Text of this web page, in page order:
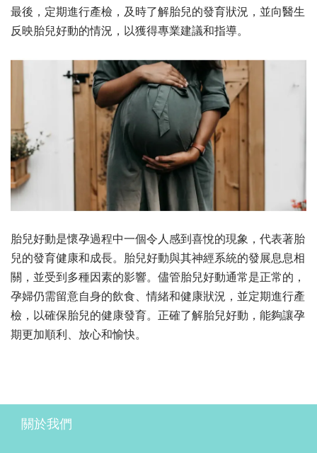
最後，定期進行產檢，及時了解胎兒的發育狀況，並向醫生
反映胎兒好動的情況，以獲得專業建議和指導。
胎兒好動是懷孕過程中一個令人感到喜悅的現象，代表著胎
兒的發育健康和成長。胎兒好動與其神經系統的發展息息相
關，並受到多種因素的影響。儘管胎兒好動通常是正常的，
孕婦仍需留意自身的飲食、情緒和健康狀況，並定期進行產
檢，以確保胎兒的健康發育。正確了解胎兒好動，能夠讓孕
期更加順利、放心和愉快。
關於我們